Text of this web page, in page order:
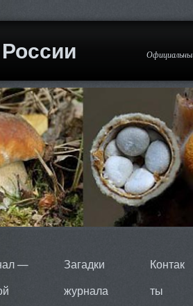
—
Загадки
журнала
Контак
ты